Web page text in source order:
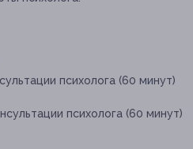
психолога (60 минут)
психолога (60 минут)